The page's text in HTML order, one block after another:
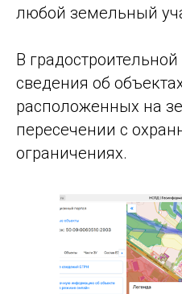
любой земельный
В
сведения об
расположенных на
пересечении с
ограничениях.